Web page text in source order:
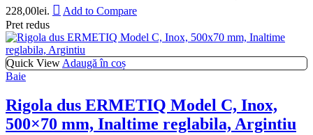
228,00lei.
Add to Compare
Pret redus
Quick View Adaugă în coș
Baie
Rigola dus ERMETIQ Model C, Inox,
500×70 mm, Inaltime reglabila, Argintiu